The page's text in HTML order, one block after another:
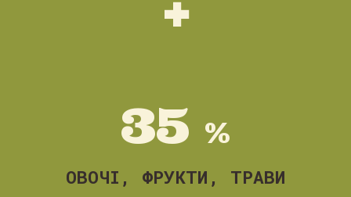
+
35 %
ОВОЧІ, ФРУКТИ, ТРАВИ